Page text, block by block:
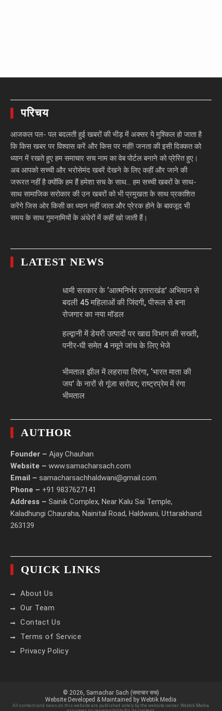
परिचय
आजकल पल- पल बदलती हुई खबरों की भीड़ में अक्सर ये मुश्किल हो जाता है
कि किस खबर पर विश्वास करें और किस पर नहीं! जनता की इसी दिक्कत को
ध्यान में रखते हुए हम समाचार सच नाम का वेब पोर्टल बनाने को प्रेरित हुए।
अब आपको सच्ची और भरोसेमंद खबरें देखने के लिए कहीं और जाने की
जरूरत नहीं है क्योंकि हम हैं हमेशा सच के साथ… हम सच्ची खबरों के साथ-
साथ सामाजिक सरोकार की उन खबरों को भी प्रमुखता के साथ प्रकाशित
करेंगे जिस ओर किसी का ध्यान नहीं जाता और प्रेरक होने के बावजूद भी
समय के साथ गुमनामियों के अंधेरों में कहीं खो जाती हैं।
LATEST NEWS
धामी सरकार के ‘आत्मनिर्भर उत्तराखंड’ अभियान से
बदली 45 महिलाओं की जिंदगी, पीरूल से बना
रोजगार का नया मॉडल
हल्द्वानी में डेयरी उत्पादों पर खाद्य विभाग की सख्ती,
पनीर-घी समेत 4 नमूने जांच के लिए भेजे
भीमताल झील में लहराया तिरंगा, ‘भारत माता की
जय’ के नारों से गूंजा सरोवर; राष्ट्रप्रेम में रंगा
भीमताल
AUTHOR
Founder – Ajay Chauhan
Website – www.samacharsach.com
Email – samacharsachhaldwani@gmail.com
Phone – +91 9837627141
Address – Sainik Complex, Near Kalu Sai Temple,
Kaladhungi Chauraha, Nainital Road, Haldwani, Uttarakhand.
263139
QUICK LINKS
About Us
Our Team
Contact Us
Terms of Service
Privacy Policy
© 2026, Samachar Sach (समाचार सच)
Website Developed & Maintained by Webtik Media
All content and news on this website are published solely by the website owner. Webtik Media